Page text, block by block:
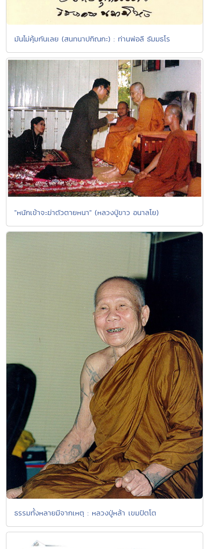
มันไม่คุ้มกันเลย (สนทนาปกิณกะ) : ท่านพ่อลี ธัมมธโร
"หนักเข้าจะฆ่าตัวตายหนา" (หลวงปู่ขาว อนาลโย)
ธรรมทั้งหลายมีจากเหตุ : หลวงปู่หล้า เขมปัตโต